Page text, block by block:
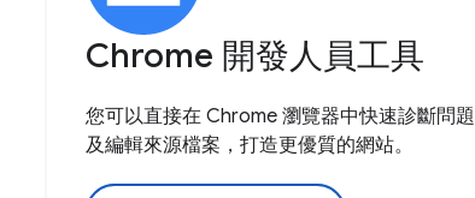
Chrome 開發人員工具
您可以直接在 Chrome 瀏覽器中快速診斷問題
及編輯來源檔案，打造更優質的網站。